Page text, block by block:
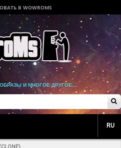
В WOWROMS
И МНОГОЕ ДРУГОЕ...
RU